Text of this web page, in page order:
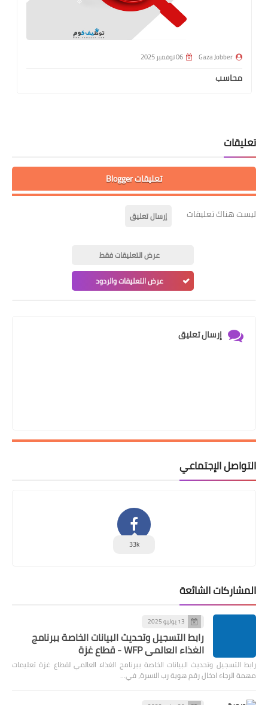
Gaza Jobber 06 نوفمبر 2025
محاسب
تعليقات
تعليقات Blogger
ليست هناك تعليقات إرسال تعليق
عرض التعليقات فقط
عرض التعليقات والردود
إرسال تعليق
التواصل الإجتماعي
33k
المشاركات الشائعة
13 يوليو 2025
رابط التسجيل وتحديث البيانات الخاصة ببرنامج
الغذاء العالمي WFP - قطاع غزة
رابط التسجيل وتحديث البيانات الخاصة ببرنامج الغذاء العالمي لقطاع غزة تعليمات
مهمة الرجاء ادخال رقم هوية رب الاسرة، في…